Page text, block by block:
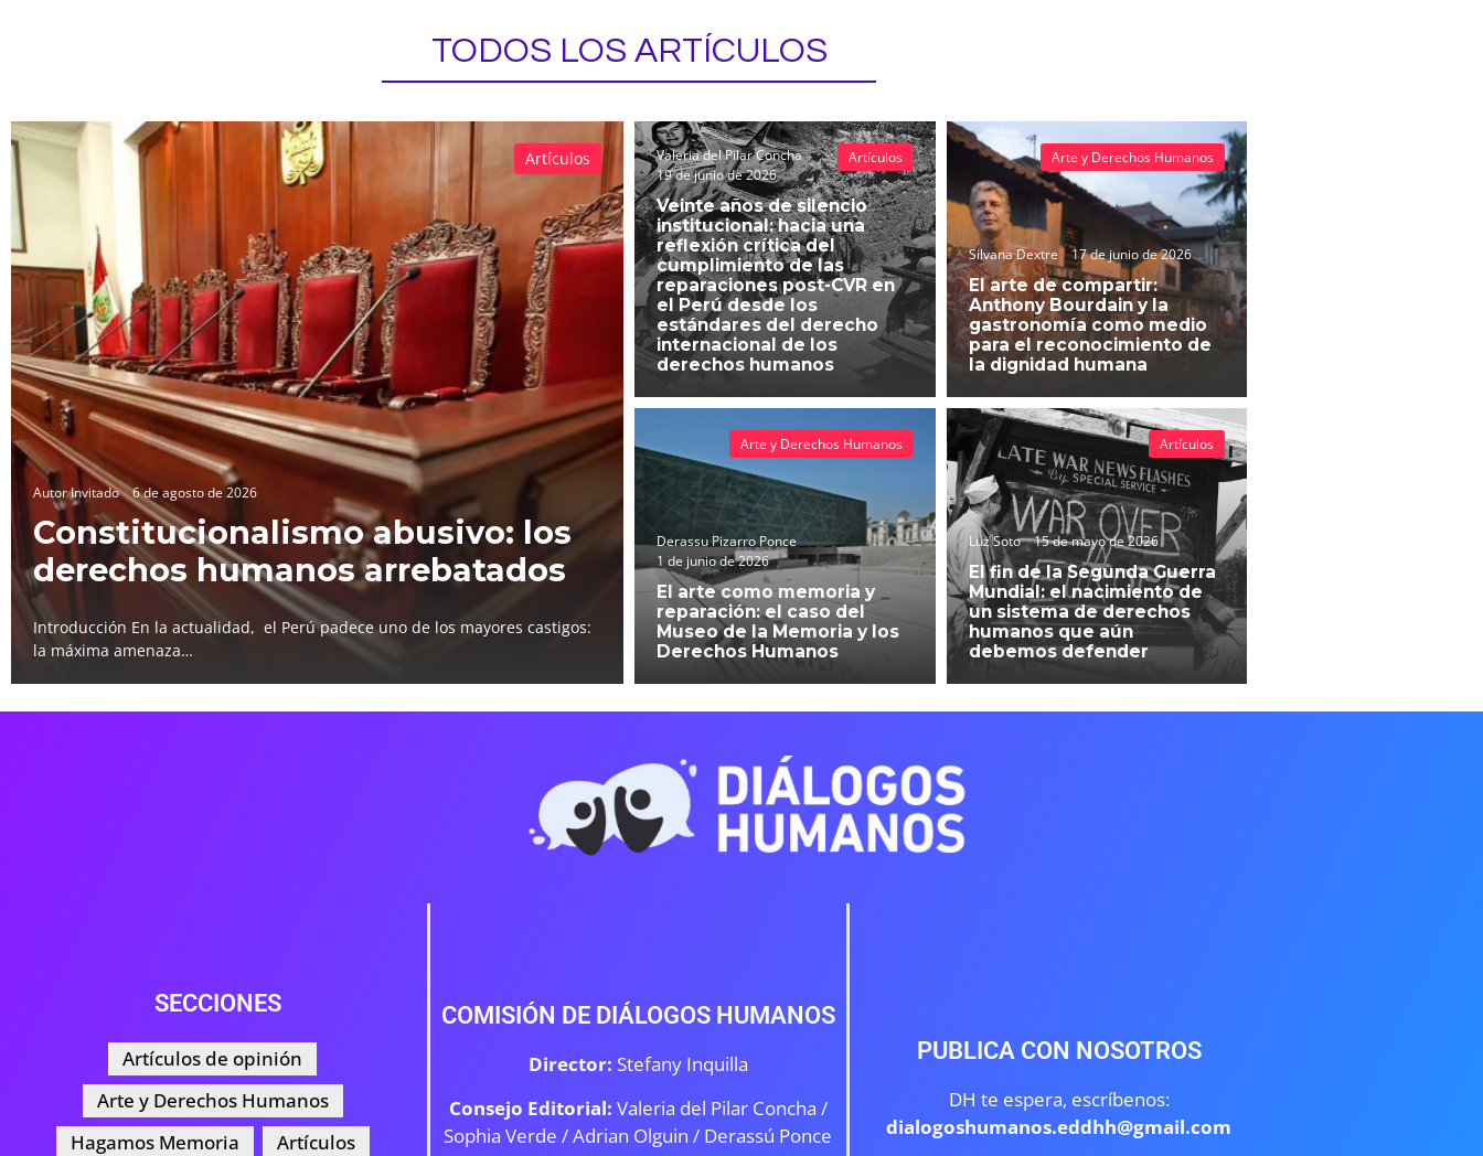
TODOS LOS ARTÍCULOS
Autor Invitado 6 de agosto de 2026
Constitucionalismo abusivo: los
derechos humanos arrebatados
Introducción En la actualidad, el Perú padece uno de los mayores castigos:
la máxima amenaza…
Artículos
Valeria del Pilar Concha
19 de junio de 2026
Veinte años de silencio
institucional: hacia una
reflexión crítica del
cumplimiento de las
reparaciones post-CVR en
el Perú desde los
estándares del derecho
internacional de los
derechos humanos
Artículos
Silvana Dextre 17 de junio de 2026
El arte de compartir:
Anthony Bourdain y la
gastronomía como medio
para el reconocimiento de
la dignidad humana
Arte y Derechos Humanos
Derassu Pizarro Ponce
1 de junio de 2026
El arte como memoria y
reparación: el caso del
Museo de la Memoria y los
Derechos Humanos
Arte y Derechos Humanos
Luz Soto 15 de mayo de 2026
El fin de la Segunda Guerra
Mundial: el nacimiento de
un sistema de derechos
humanos que aún
debemos defender
Artículos
SECCIONES
Artículos de opinión
Arte y Derechos Humanos
Hagamos Memoria
Artículos
COMISIÓN DE DIÁLOGOS HUMANOS
Director: Stefany Inquilla
Consejo Editorial: Valeria del Pilar Concha /
Sophia Verde /Adrian Olguin / Derassú Ponce
PUBLICA CON NOSOTROS
DH te espera, escríbenos:
dialogoshumanos.eddhh@gmail.com